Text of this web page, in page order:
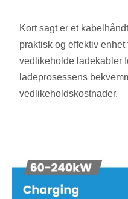
Kort sagt er et
praktisk og effektiv
vedlikeholde ladekabler
ladeprosessens
vedlikeholdskostnader.